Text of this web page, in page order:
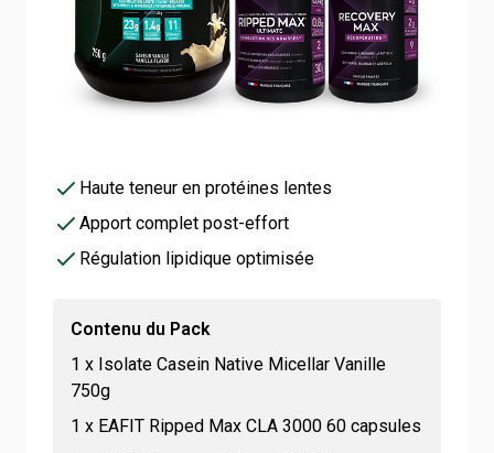
VANILLE
Affûtez votre physique, boostez votre
récupération.
77,25 € 90,88 €
Haute teneur en protéines lentes
Apport complet post-effort
Régulation lipidique optimisée
Contenu du Pack
1 x Isolate Casein Native Micellar Vanille
750g
1 x EAFIT Ripped Max CLA 3000 60 capsules